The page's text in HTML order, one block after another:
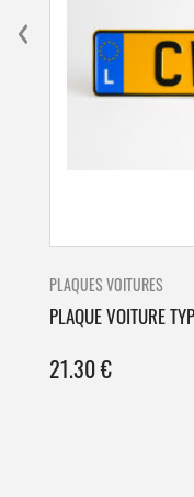
PLAQUES VOITURES
PLAQUE VOITURE
21.30€